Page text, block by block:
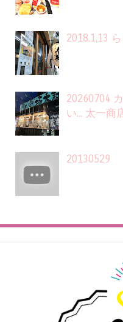
2018.1.13
20260704
い... 太一商
20130529